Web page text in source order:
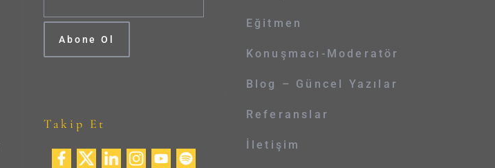
Takip Et
Eğitmen
Konuşmacı-Moderatör
Blog – Güncel Yazılar
Referanslar
İletişim